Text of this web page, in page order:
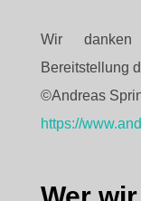
Wir
Bereitstellung
©Andreas
https://